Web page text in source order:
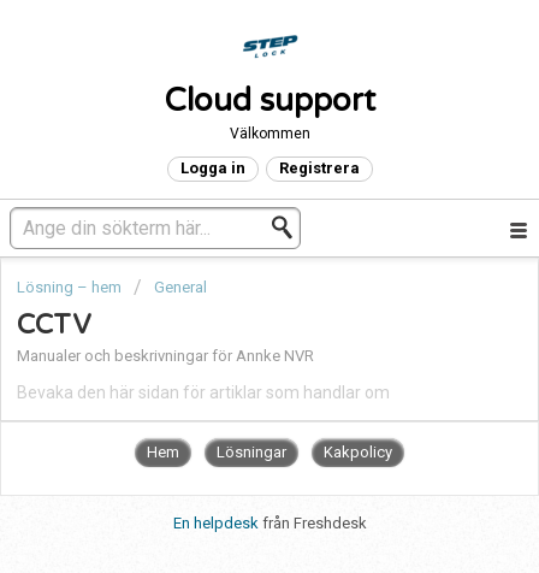
Cloud support
Välkommen
Logga in Registrera
Lösning – hem General
CCTV
Manualer och beskrivningar för Annke NVR
Bevaka den här sidan för artiklar som handlar om
Hem Lösningar Kakpolicy
En helpdesk från Freshdesk